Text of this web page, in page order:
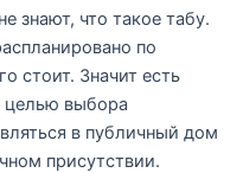
знают, что такое табу.
по
стоит. Значит есть
целью выбора
в публичный дом
присутствии.